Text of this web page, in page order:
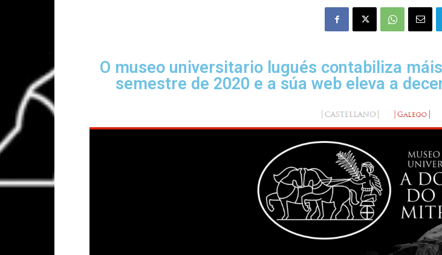
O museo universitario lugués contabiliza
semestre de 2020 e a súa web eleva a